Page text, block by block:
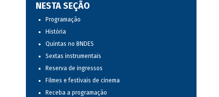
NESTA SEÇÃO
Programação
História
Quintas no BNDES
Sextas instrumentais
Reserva de ingressos
Filmes e festivais de cinema
Receba a programação